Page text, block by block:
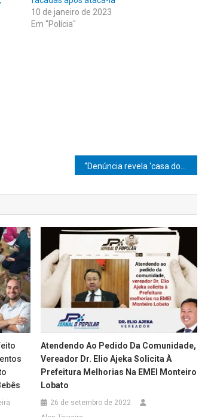
10 de janeiro de 2023
Em "Polícia"
Atendendo Ao Pedido Da Comunidade,
Vereador Dr. Elio Ajeka Solicita À
Prefeitura Melhorias Na EMEI Monteiro
Lobato
26 de setembro de 2022